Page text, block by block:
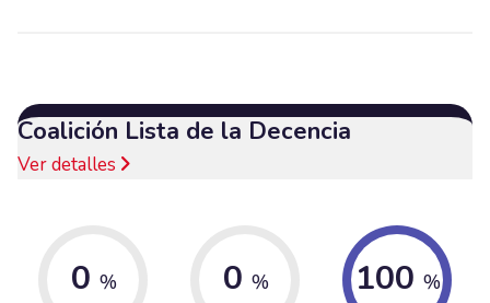
Coalición Lista de la Decencia
Ver detalles
0 % 0 % 100 %